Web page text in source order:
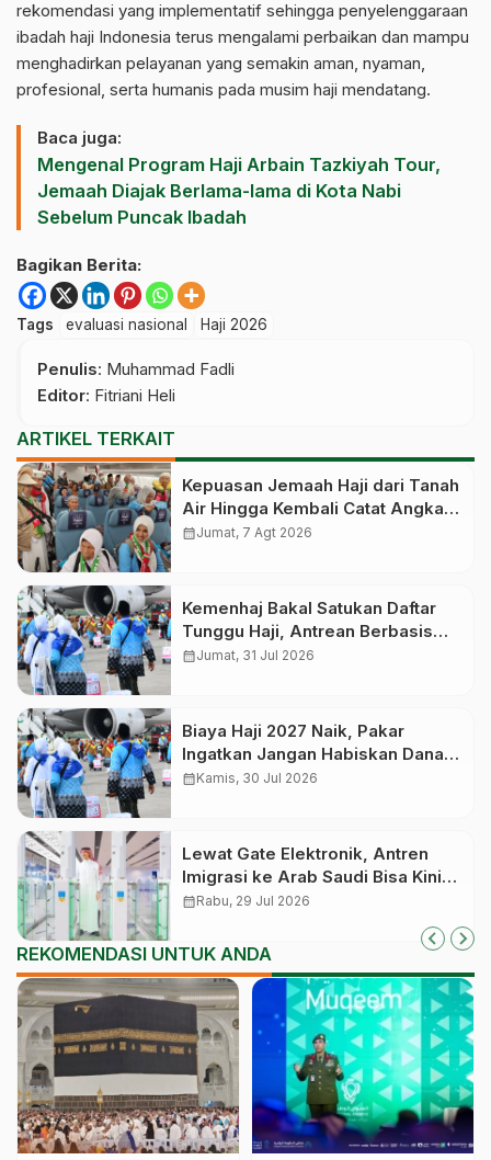
rekomendasi yang implementatif sehingga penyelenggaraan
ibadah haji Indonesia terus mengalami perbaikan dan mampu
menghadirkan pelayanan yang semakin aman, nyaman,
profesional, serta humanis pada musim haji mendatang.
Baca juga:
Mengenal Program Haji Arbain Tazkiyah Tour,
Jemaah Diajak Berlama-lama di Kota Nabi
Sebelum Puncak Ibadah
Bagikan Berita:
Tags evaluasi nasional Haji 2026
Penulis: Muhammad Fadli
Editor: Fitriani Heli
ARTIKEL TERKAIT
Kepuasan Jemaah Haji dari Tanah
Air Hingga Kembali Catat Angka
83,28 Persen
calendar_monthJumat, 7 Agt 2026
Kemenhaj Bakal Satukan Daftar
Tunggu Haji, Antrean Berbasis
Nasional dan Bukan Lagi Provinsi
calendar_monthJumat, 31 Jul 2026
Biaya Haji 2027 Naik, Pakar
Ingatkan Jangan Habiskan Dana
Manfaat Jutaan Calon Jemaah
calendar_monthKamis, 30 Jul 2026
Lewat Gate Elektronik, Antren
Imigrasi ke Arab Saudi Bisa Kini
Cepat
calendar_monthRabu, 29 Jul 2026
REKOMENDASI UNTUK ANDA